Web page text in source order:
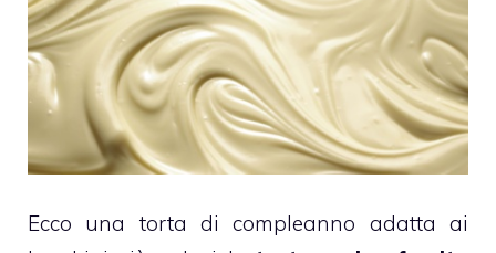
Ecco una torta di compleanno adatta ai